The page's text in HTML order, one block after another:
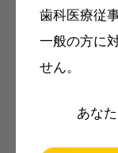
歯科医療従
一般の方に
せん。
あな